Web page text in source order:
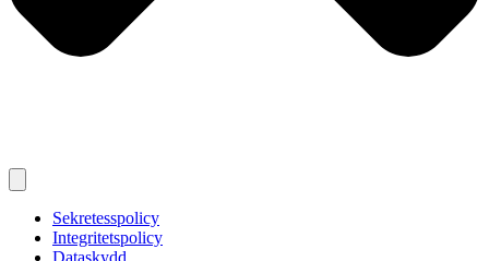
Sekretesspolicy
Integritetspolicy